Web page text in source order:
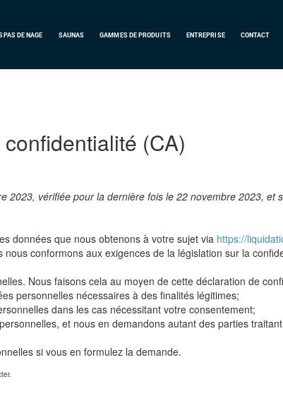
CONTACT
ENTREPRISE
GAMMES DE PRODUITS
SAUNAS
DE NAGE
(CA)
vérifiée pour la dernière fois le 22 novembre 2023, et
données que nous obtenons à votre sujet via https://
conformons aux exigences de la législation sur la
Nous faisons cela au moyen de cette déclaration de
personnelles nécessaires à des finalités légitimes;
dans les cas nécessitant votre consentement;
et nous en demandons autant des parties
si vous en formulez la demande.